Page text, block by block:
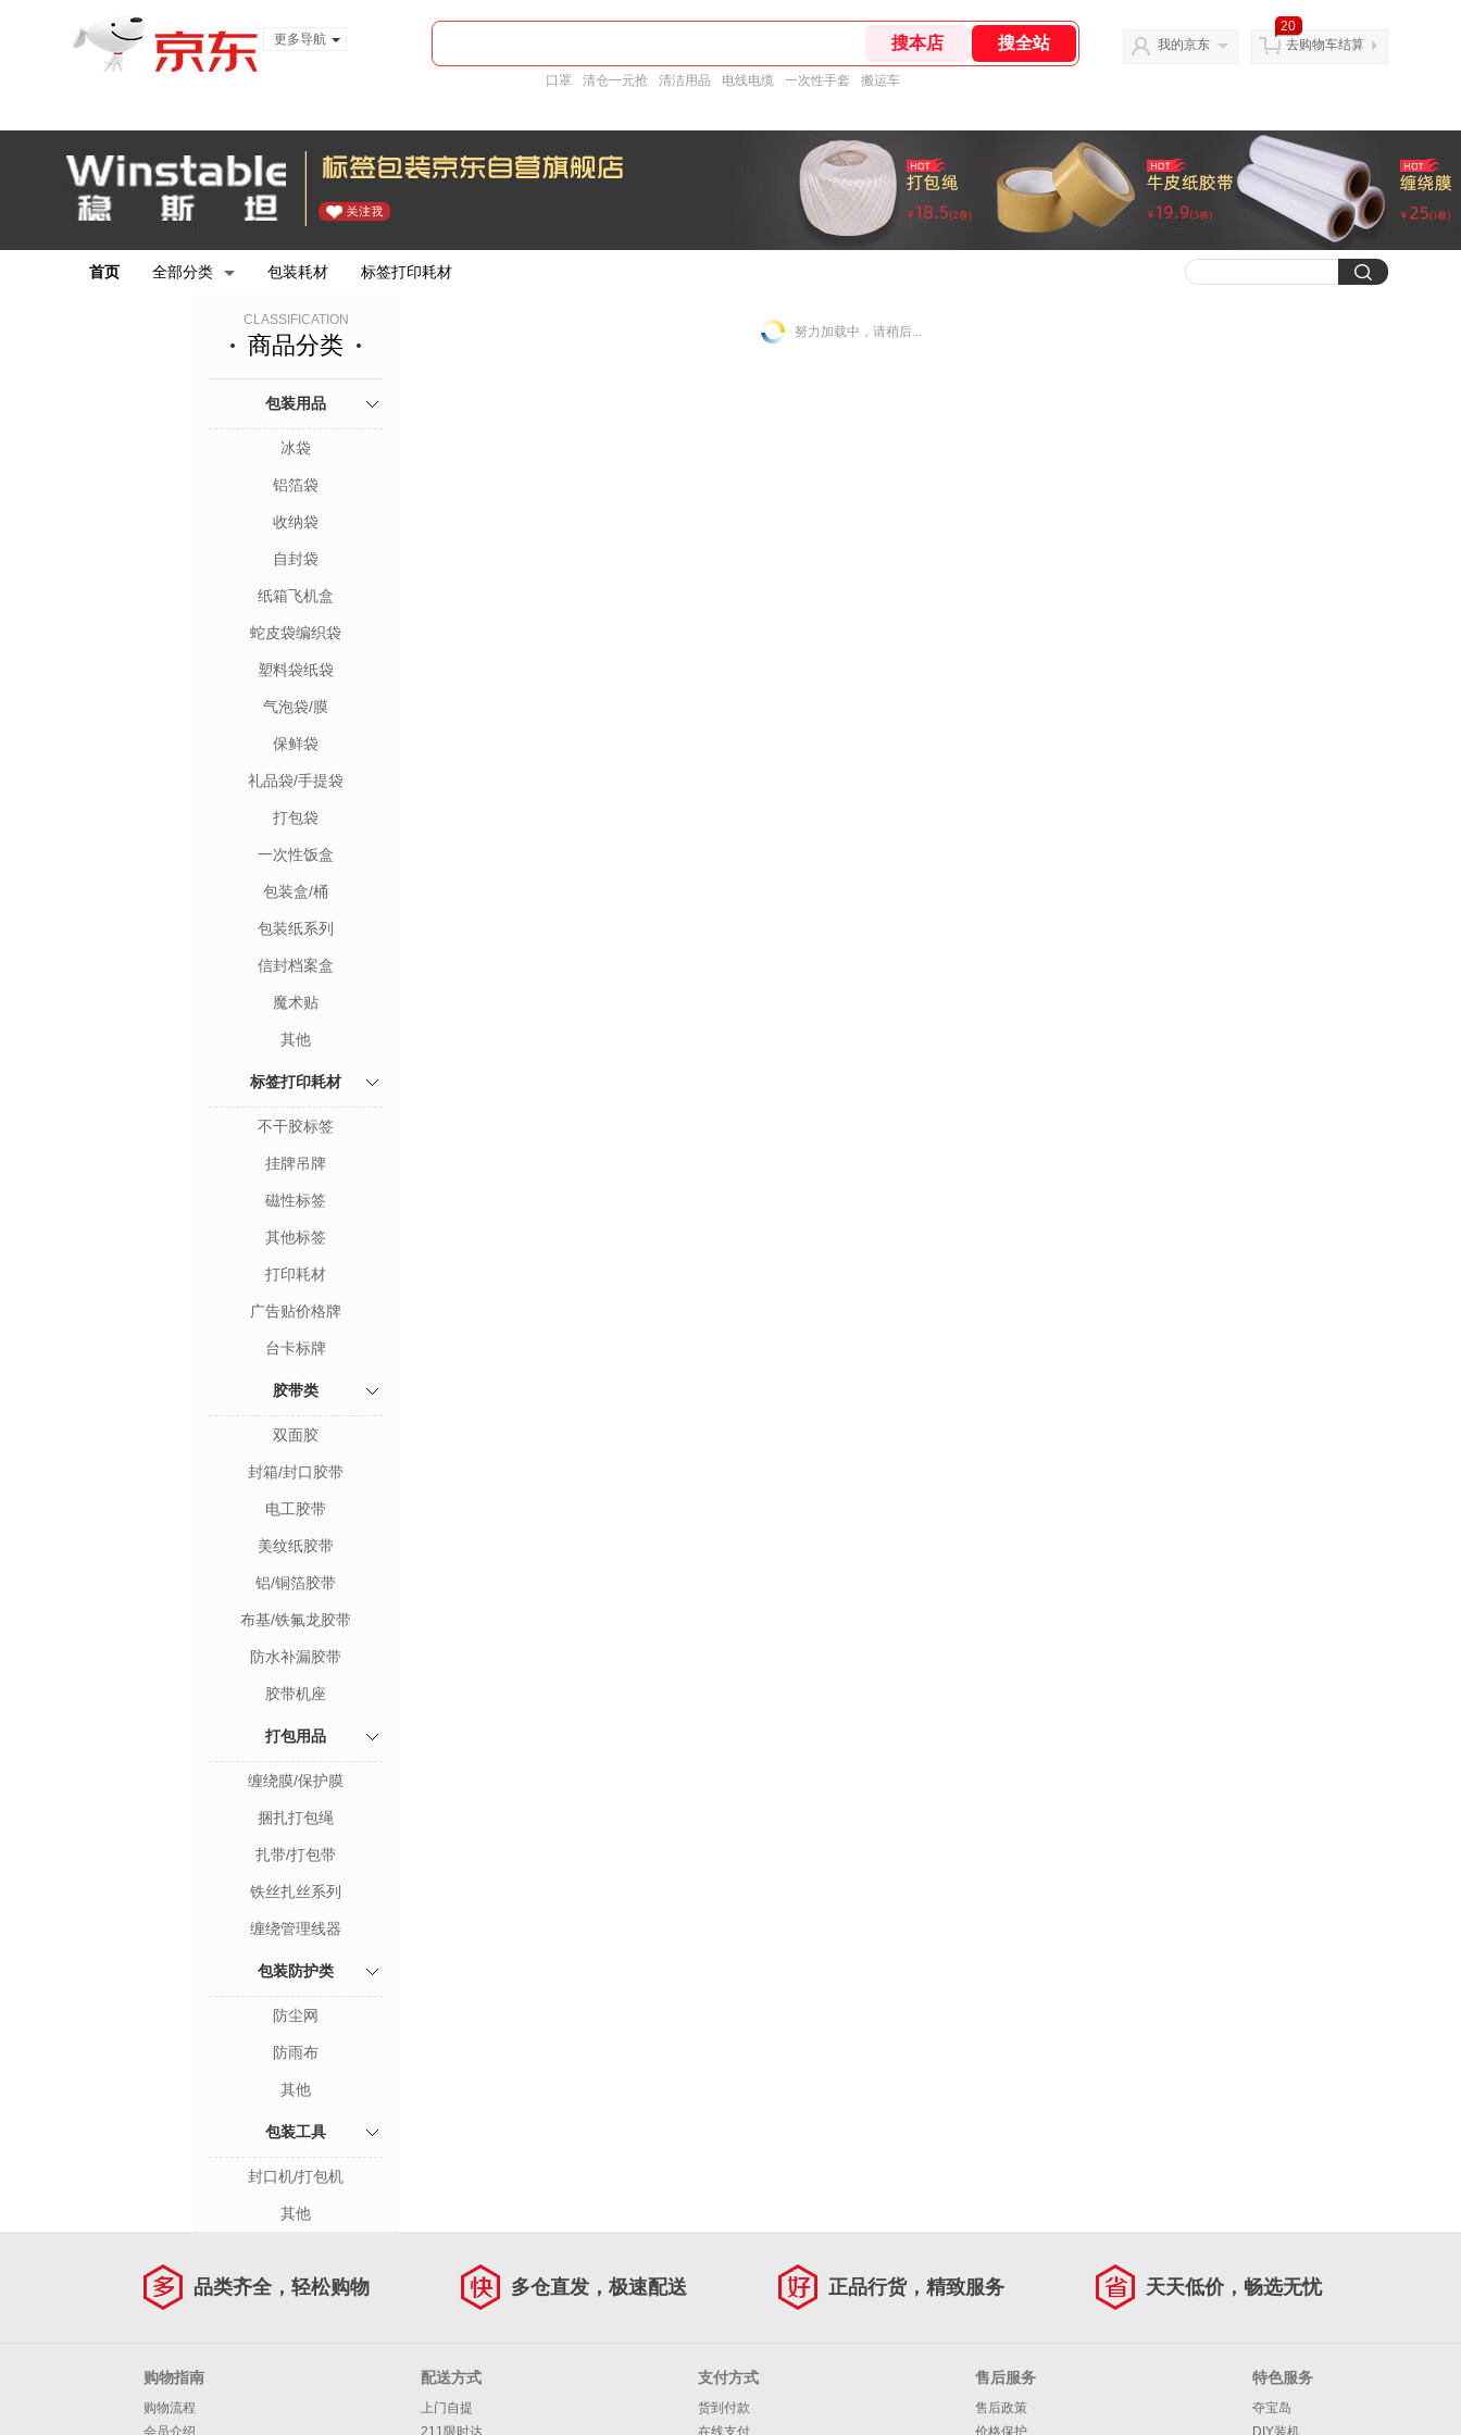
更多导航
口罩 清仓一元抢 清洁用品 电线电缆 一次性手套 搬运车
我的京东
20
去购物车结算
首页 全部分类 包装耗材 标签打印耗材
CLASSIFICATION
商品分类
包装用品
冰袋
铝箔袋
收纳袋
自封袋
纸箱飞机盒
蛇皮袋编织袋
塑料袋纸袋
气泡袋/膜
保鲜袋
礼品袋/手提袋
打包袋
一次性饭盒
包装盒/桶
包装纸系列
信封档案盒
魔术贴
其他
标签打印耗材
不干胶标签
挂牌吊牌
磁性标签
其他标签
打印耗材
广告贴价格牌
台卡标牌
胶带类
双面胶
封箱/封口胶带
电工胶带
美纹纸胶带
铝/铜箔胶带
布基/铁氟龙胶带
防水补漏胶带
胶带机座
打包用品
缠绕膜/保护膜
捆扎打包绳
扎带/打包带
铁丝扎丝系列
缠绕管理线器
包装防护类
防尘网
防雨布
其他
包装工具
封口机/打包机
其他
努力加载中，请稍后...
品类齐全，轻松购物 多仓直发，极速配送 正品行货，精致服务 天天低价，畅选无忧
购物指南
购物流程
会员介绍
配送方式
上门自提
211限时达
支付方式
货到付款
在线支付
售后服务
售后政策
价格保护
特色服务
夺宝岛
DIY装机